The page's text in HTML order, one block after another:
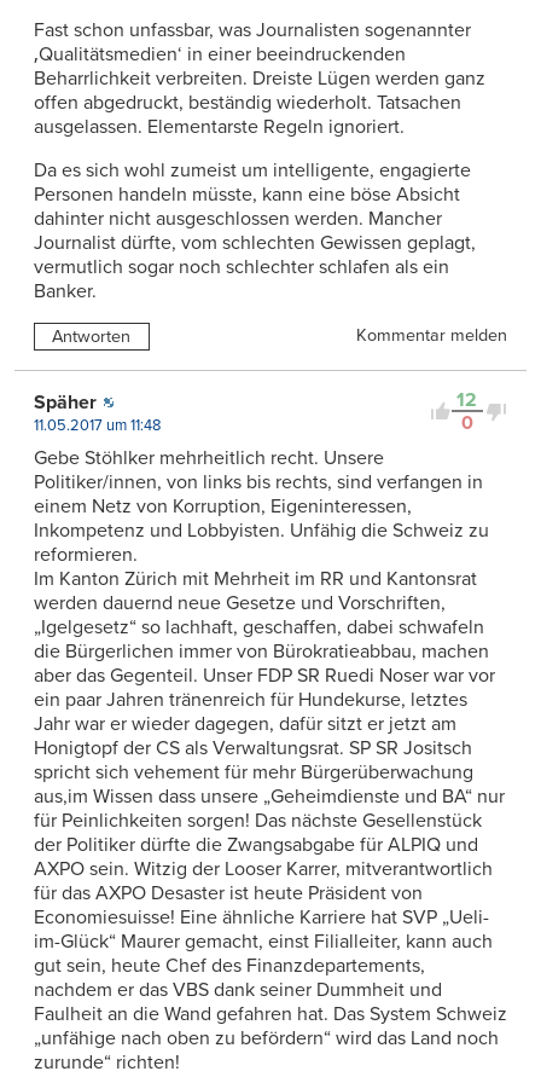
Fast schon unfassbar, was Journalisten sogenannter
‚Qualitätsmedien‘ in einer beeindruckenden
Beharrlichkeit verbreiten. Dreiste Lügen werden ganz
offen abgedruckt, beständig wiederholt. Tatsachen
ausgelassen. Elementarste Regeln ignoriert.
Da es sich wohl zumeist um intelligente, engagierte
Personen handeln müsste, kann eine böse Absicht
dahinter nicht ausgeschlossen werden. Mancher
Journalist dürfte, vom schlechten Gewissen geplagt,
vermutlich sogar noch schlechter schlafen als ein
Banker.
Antworten Kommentar melden
12
0
Späher
11.05.2017 um 11:48
Gebe Stöhlker mehrheitlich recht. Unsere
Politiker/innen, von links bis rechts, sind verfangen in
einem Netz von Korruption, Eigeninteressen,
Inkompetenz und Lobbyisten. Unfähig die Schweiz zu
reformieren.
Im Kanton Zürich mit Mehrheit im RR und Kantonsrat
werden dauernd neue Gesetze und Vorschriften,
„Igelgesetz“ so lachhaft, geschaffen, dabei schwafeln
die Bürgerlichen immer von Bürokratieabbau, machen
aber das Gegenteil. Unser FDP SR Ruedi Noser war vor
ein paar Jahren tränenreich für Hundekurse, letztes
Jahr war er wieder dagegen, dafür sitzt er jetzt am
Honigtopf der CS als Verwaltungsrat. SP SR Jositsch
spricht sich vehement für mehr Bürgerüberwachung
aus,im Wissen dass unsere „Geheimdienste und BA“ nur
für Peinlichkeiten sorgen! Das nächste Gesellenstück
der Politiker dürfte die Zwangsabgabe für ALPIQ und
AXPO sein. Witzig der Looser Karrer, mitverantwortlich
für das AXPO Desaster ist heute Präsident von
Economiesuisse! Eine ähnliche Karriere hat SVP „Ueli-
im-Glück“ Maurer gemacht, einst Filialleiter, kann auch
gut sein, heute Chef des Finanzdepartements,
nachdem er das VBS dank seiner Dummheit und
Faulheit an die Wand gefahren hat. Das System Schweiz
„unfähige nach oben zu befördern“ wird das Land noch
zurunde“ richten!